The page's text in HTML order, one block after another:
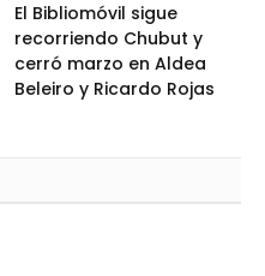
El Bibliomóvil sigue
recorriendo Chubut y
cerró marzo en Aldea
Beleiro y Ricardo Rojas